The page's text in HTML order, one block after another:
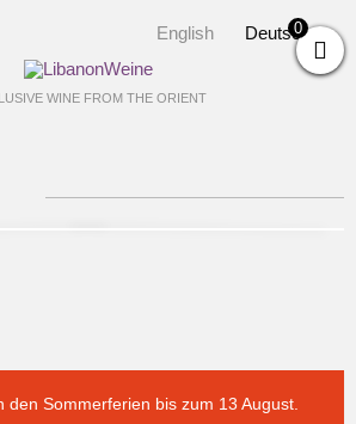
English Deutsch
WINE FROM THE ORIENT
den Sommerferien bis zum 13 August.
0